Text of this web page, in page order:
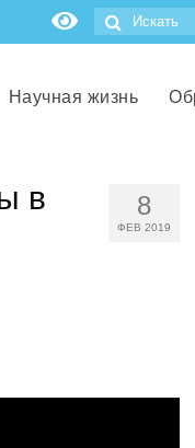
Научная жизнь
8
ФЕВ 2019
в